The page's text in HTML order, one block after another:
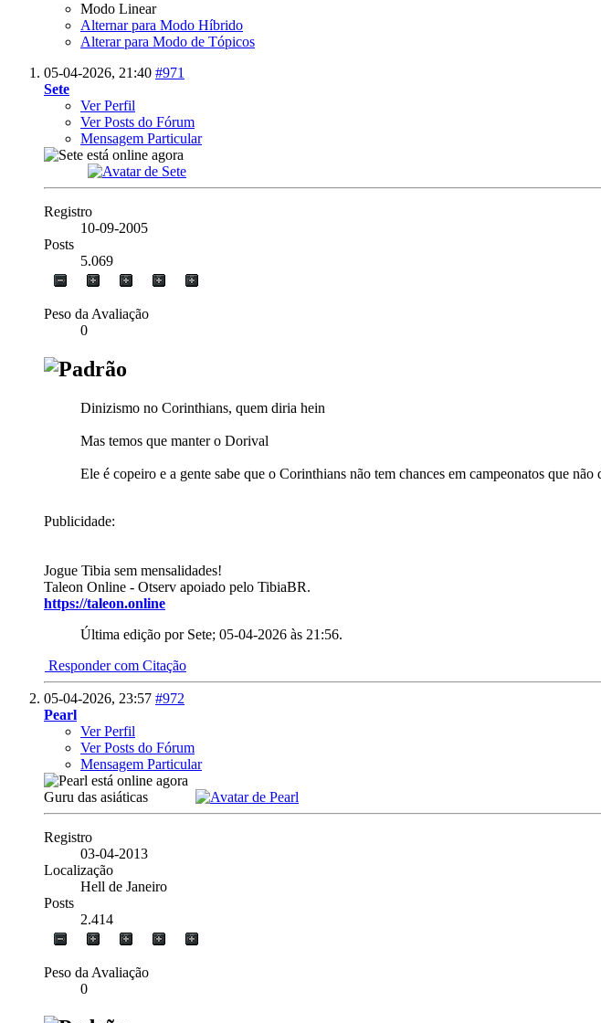
Modo Linear
Alternar para Modo Híbrido
Alterar para Modo de Tópicos
05-04-2026, 21:40 #971
Sete
Ver Perfil
Ver Posts do Fórum
Mensagem Particular
Registro
10-09-2005
Posts
5.069
Peso da Avaliação
0
Dinizismo no Corinthians, quem diria hein
Mas temos que manter o Dorival
Ele é copeiro e a gente sabe que o Corinthians não tem chances em campeonatos que
Publicidade:
Jogue Tibia sem mensalidades!
Taleon Online - Otserv apoiado pelo TibiaBR.
https://taleon.online
Última edição por Sete; 05-04-2026 às 21:56.
Responder com Citação
05-04-2026, 23:57 #972
Pearl
Ver Perfil
Ver Posts do Fórum
Mensagem Particular
Guru das asiáticas
Registro
03-04-2013
Localização
Hell de Janeiro
Posts
2.414
Peso da Avaliação
0